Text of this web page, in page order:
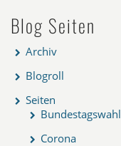
Blog Seiten
Archiv
Blogroll
Seiten
Bundestagswahl
Corona